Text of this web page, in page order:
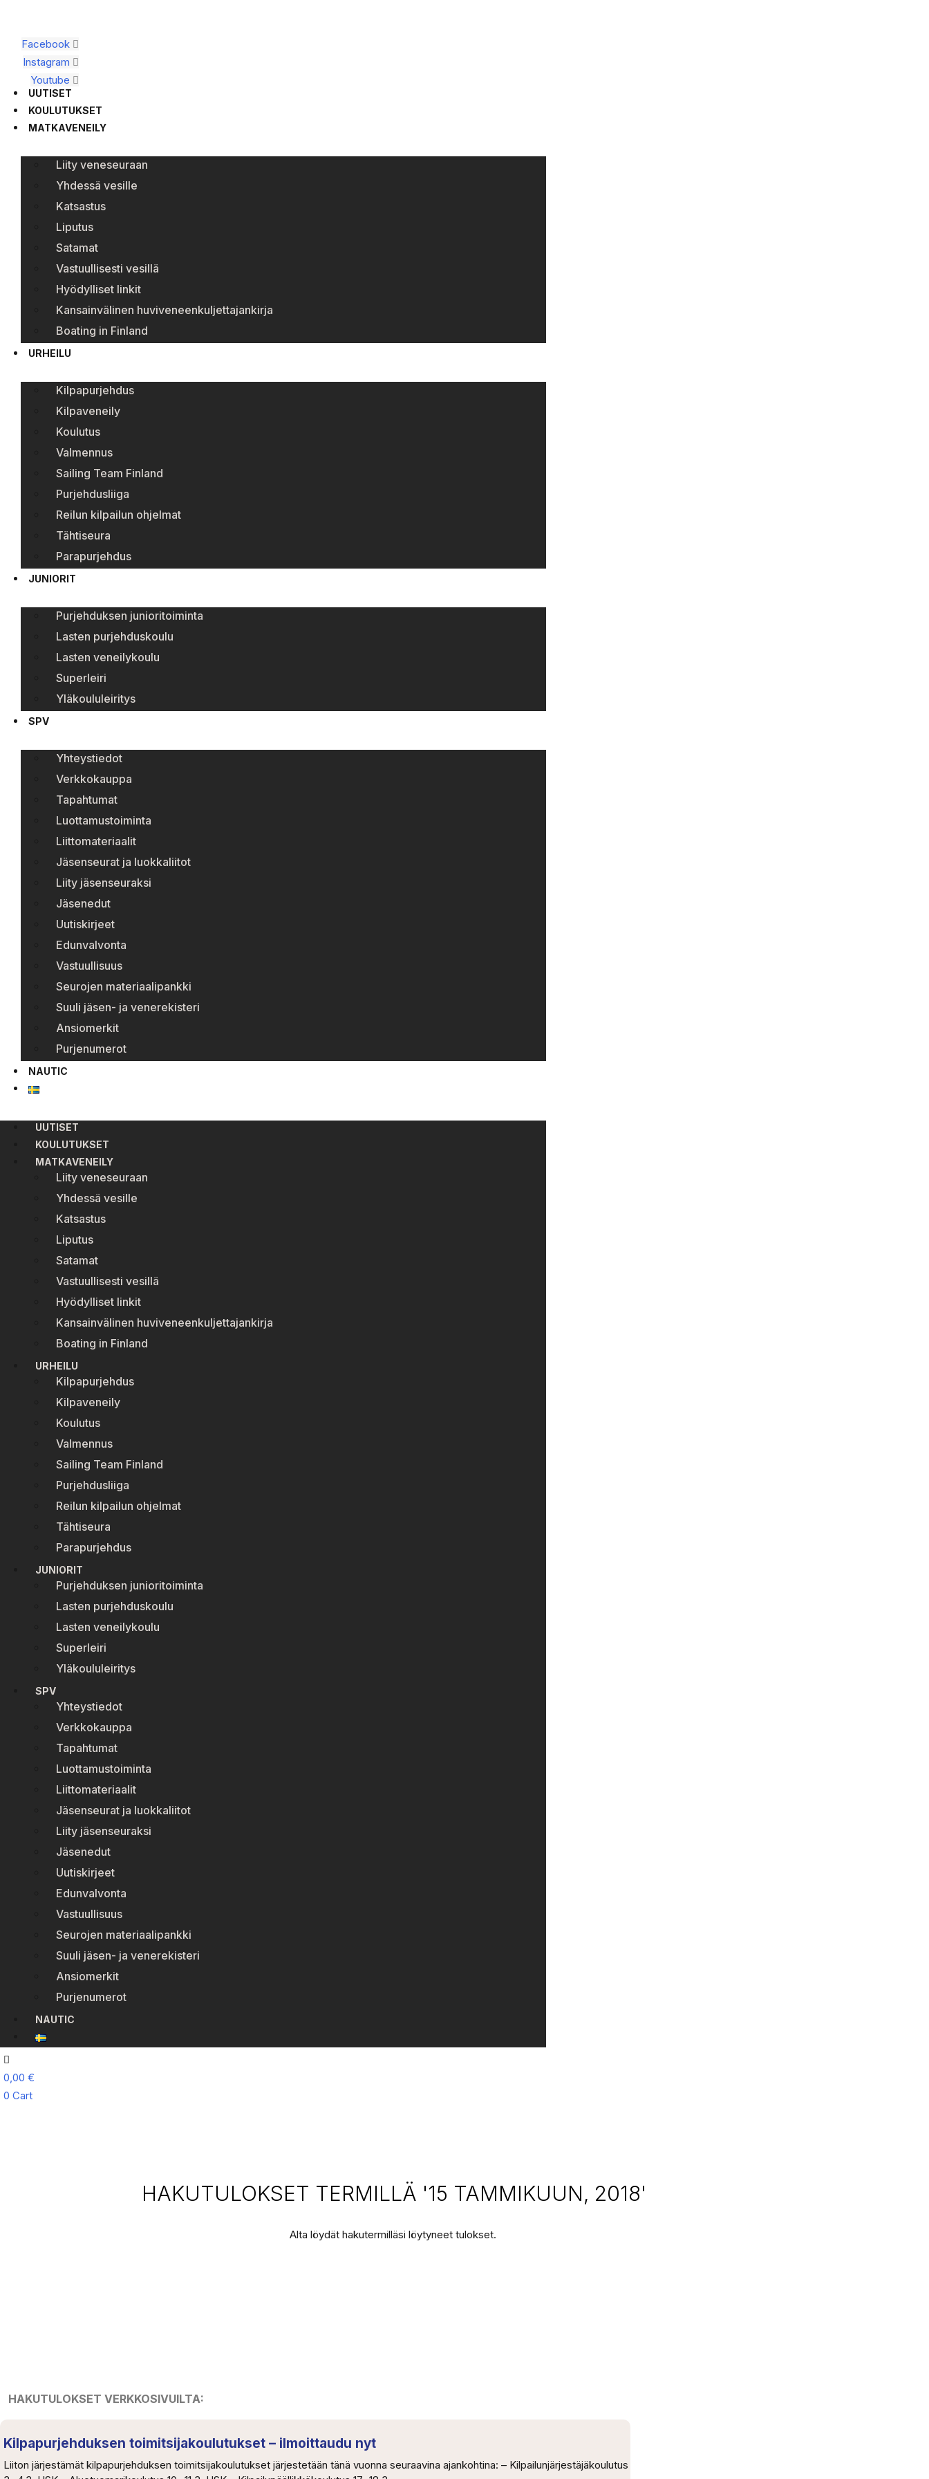
Facebook
Instagram
Youtube
UUTISET
KOULUTUKSET
MATKAVENEILY
Liity veneseuraan
Yhdessä vesille
Katsastus
Liputus
Satamat
Vastuullisesti vesillä
Hyödylliset linkit
Kansainvälinen huviveneenkuljettajankirja
Boating in Finland
URHEILU
Kilpapurjehdus
Kilpaveneily
Koulutus
Valmennus
Sailing Team Finland
Purjehdusliiga
Reilun kilpailun ohjelmat
Tähtiseura
Parapurjehdus
JUNIORIT
Purjehduksen junioritoiminta
Lasten purjehduskoulu
Lasten veneilykoulu
Superleiri
Yläkoululeiritys
SPV
Yhteystiedot
Verkkokauppa
Tapahtumat
Luottamustoiminta
Liittomateriaalit
Jäsenseurat ja luokkaliitot
Liity jäsenseuraksi
Jäsenedut
Uutiskirjeet
Edunvalvonta
Vastuullisuus
Seurojen materiaalipankki
Suuli jäsen- ja venerekisteri
Ansiomerkit
Purjenumerot
NAUTIC
UUTISET
KOULUTUKSET
MATKAVENEILY
Liity veneseuraan
Yhdessä vesille
Katsastus
Liputus
Satamat
Vastuullisesti vesillä
Hyödylliset linkit
Kansainvälinen huviveneenkuljettajankirja
Boating in Finland
URHEILU
Kilpapurjehdus
Kilpaveneily
Koulutus
Valmennus
Sailing Team Finland
Purjehdusliiga
Reilun kilpailun ohjelmat
Tähtiseura
Parapurjehdus
JUNIORIT
Purjehduksen junioritoiminta
Lasten purjehduskoulu
Lasten veneilykoulu
Superleiri
Yläkoululeiritys
SPV
Yhteystiedot
Verkkokauppa
Tapahtumat
Luottamustoiminta
Liittomateriaalit
Jäsenseurat ja luokkaliitot
Liity jäsenseuraksi
Jäsenedut
Uutiskirjeet
Edunvalvonta
Vastuullisuus
Seurojen materiaalipankki
Suuli jäsen- ja venerekisteri
Ansiomerkit
Purjenumerot
NAUTIC
0,00 €
0 Cart
HAKUTULOKSET TERMILLÄ '15 TAMMIKUUN, 2018'
Alta löydät hakutermilläsi löytyneet tulokset.
HAKUTULOKSET VERKKOSIVUILTA:
Kilpapurjehduksen toimitsijakoulutukset – ilmoittaudu nyt
Liiton järjestämät kilpapurjehduksen toimitsijakoulutukset järjestetään tänä vuonna seuraavina ajankohtina: – Kilpailunjärjestäjäkoulutus